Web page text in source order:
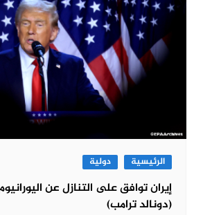
الرئيسية دولية
إيران توافق على التنازل عن
(دونالد ترامب)